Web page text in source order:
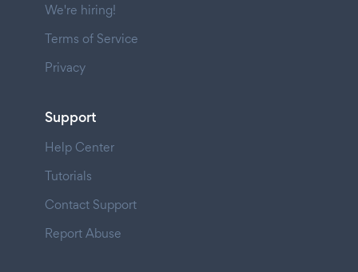
We're hiring!
Terms of Service
Privacy
Support
Help Center
Tutorials
Contact Support
Report Abuse